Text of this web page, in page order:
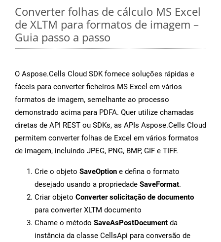
Converter folhas de cálculo MS Excel
de XLTM para formatos de imagem –
Guia passo a passo
O Aspose.Cells Cloud SDK fornece soluções rápidas e
fáceis para converter ficheiros MS Excel em vários
formatos de imagem, semelhante ao processo
demonstrado acima para PDFA. Quer utilize chamadas
diretas de API REST ou SDKs, as APIs Aspose.Cells Cloud
permitem converter folhas de Excel em vários formatos
de imagem, incluindo JPEG, PNG, BMP, GIF e TIFF.
Crie o objeto SaveOption e defina o formato
desejado usando a propriedade SaveFormat.
Criar objeto Converter solicitação de documento
para converter XLTM documento
Chame o método SaveAsPostDocument da
instância da classe CellsApi para conversão de